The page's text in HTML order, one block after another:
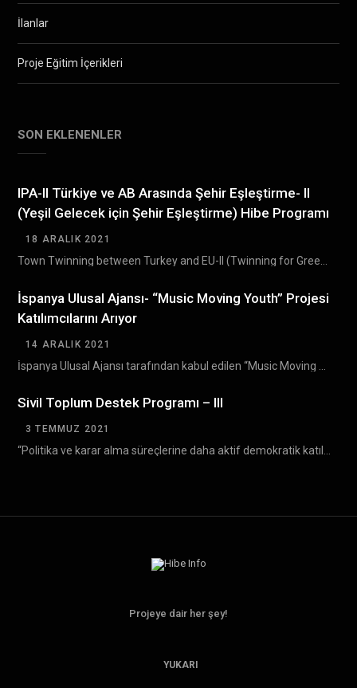
İlanlar
Proje Eğitim İçerikleri
SON EKLENENLER
IPA-II Türkiye ve AB Arasında Şehir Eşleştirme- II
(Yeşil Gelecek için Şehir Eşleştirme) Hibe Programı
18 ARALIK 2021
İspanya Ulusal Ajansı- “Music Moving Youth” Projesi
Katılımcılarını Arıyor
14 ARALIK 2021
Sivil Toplum Destek Programı – III
3 TEMMUZ 2021
“Politika ve karar alma süreçlerine daha aktif demokratik katılım yoluyla sivil toplumun gelişiminin desteklenmesi” amacıyla…
Projeye dair her şey!
YUKARI